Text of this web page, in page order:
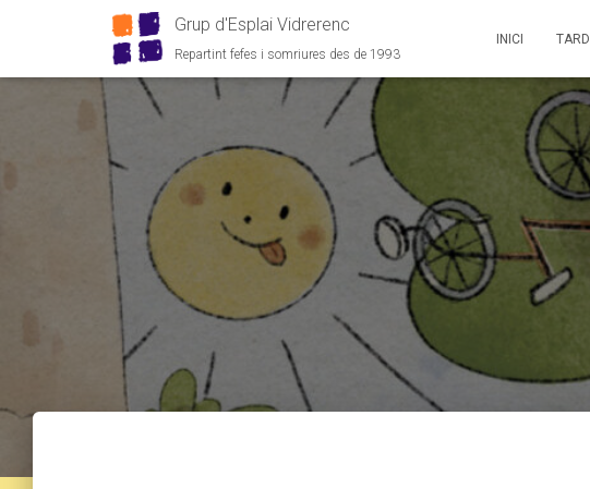
Grup d'Esplai Vidrerenc
Repartint fefes i somriures des de 1993
INICI